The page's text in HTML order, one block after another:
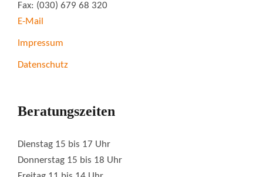
Fax: (030) 679 68 320
E-Mail
Impressum
Datenschutz
Beratungszeiten
Dienstag 15 bis 17 Uhr
Donnerstag 15 bis 18 Uhr